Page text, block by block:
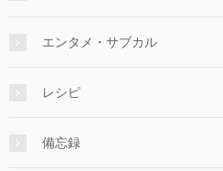
エンタメ・サブカル
レシピ
備忘録